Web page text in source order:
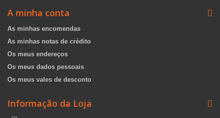
A minha conta
As minhas encomendas
As minhas notas de crédito
Os meus endereços
Os meus dados pessoais
Os meus vales de desconto
Informação da Loja